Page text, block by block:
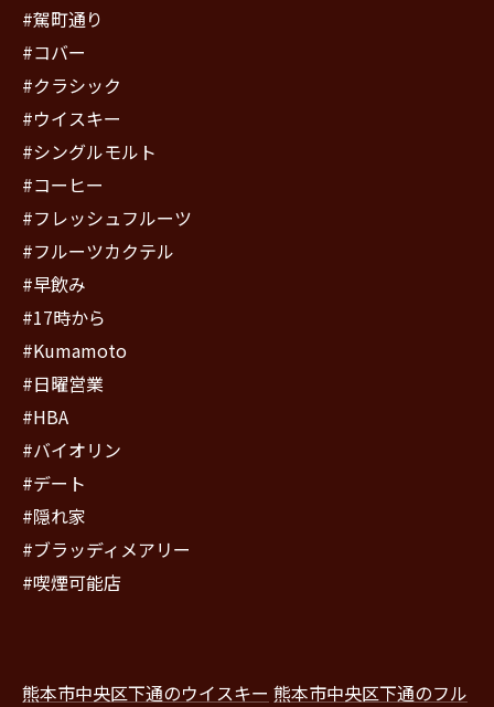
#駕町通り
#コバー
#クラシック
#ウイスキー
#シングルモルト
#コーヒー
#フレッシュフルーツ
#フルーツカクテル
#早飲み
#17時から
#Kumamoto
#日曜営業
#HBA
#バイオリン
#デート
#隠れ家
#ブラッディメアリー
#喫煙可能店
熊本市中央区下通のウイスキー 熊本市中央区下通のフル